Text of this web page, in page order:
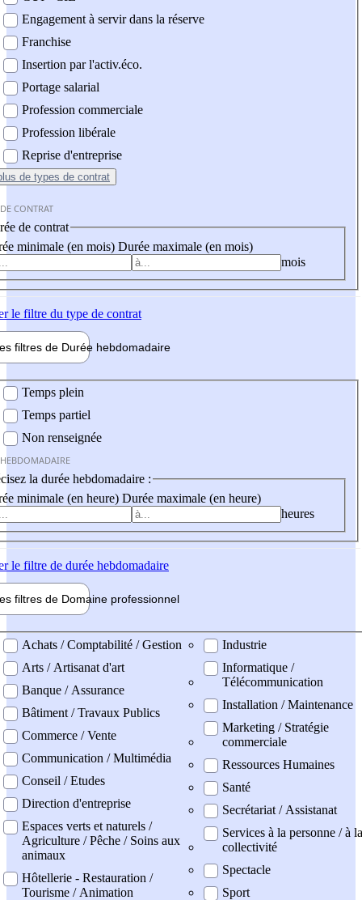
Engagement à servir dans la réserve
Franchise
Insertion par l'activ.éco.
Portage salarial
Profession commerciale
Profession libérale
Reprise d'entreprise
de types de contrat
CONTRAT
de contrat
minimale (en mois) Durée maximale (en mois)
mois
le filtre du type de contrat
filtres de Durée hebdomadaire
Temps plein
Temps partiel
Non renseignée
la durée hebdomadaire :
minimale (en heure) Durée maximale (en heure)
heures
le filtre de durée hebdomadaire
filtres de Domaine professionnel
professionel
Achats / Comptabilité / Gestion
Arts / Artisanat d'art
Banque / Assurance
Bâtiment / Travaux Publics
Commerce / Vente
Communication / Multimédia
Conseil / Etudes
Direction d'entreprise
Espaces verts et naturels /
Agriculture / Pêche / Soins aux
animaux
Hôtellerie - Restauration /
Tourisme / Animation
Industrie
Informatique /
Télécommunication
Installation / Maintenance
Marketing / Stratégie
commerciale
Ressources Humaines
Santé
Secrétariat / Assistanat
Services à la personne / à la
collectivité
Spectacle
Sport